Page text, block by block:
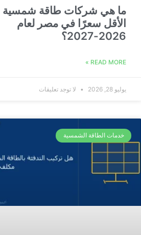
ما هي شركات طاقة شمسية
الأقل سعرًا في مصر لعام
2026-2027؟
READ MORE »
يوليو 28, 2026 لا توجد تعليقات
خدمات الطاقة الشمسية